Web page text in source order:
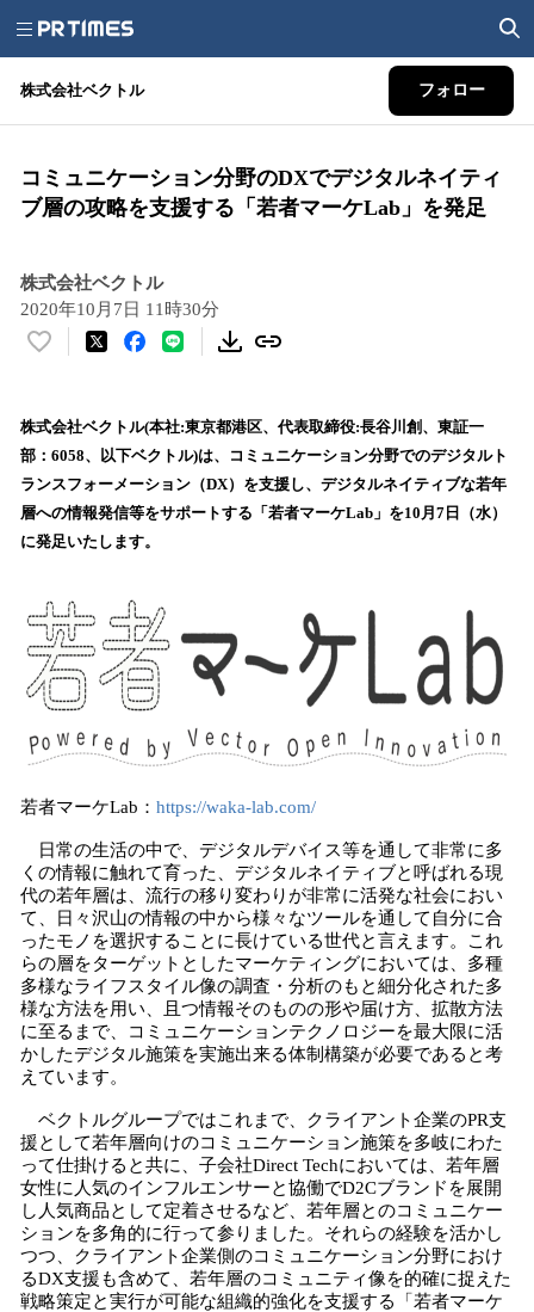
株式会社ベクトル フォロー
コミュニケーション分野のDXでデジタルネイティ
ブ層の攻略を支援する「若者マーケLab」を発足
株式会社ベクトル
2020年10月7日 11時30分
い
！
数
を
読
込
中
で
す
株式会社ベクトル(本社:東京都港区、代表取締役:長谷川創、東証一
部：6058、以下ベクトル)は、コミュニケーション分野でのデジタルト
ランスフォーメーション（DX）を支援し、デジタルネイティブな若年
層への情報発信等をサポートする「若者マーケLab」を10月7日（水）
に発足いたします。
若者マーケLab： https://waka-lab.com/
日常の生活の中で、デジタルデバイス等を通して非常に多
くの情報に触れて育った、デジタルネイティブと呼ばれる現
代の若年層は、流行の移り変わりが非常に活発な社会におい
て、日々沢山の情報の中から様々なツールを通して自分に合
ったモノを選択することに長けている世代と言えます。これ
らの層をターゲットとしたマーケティングにおいては、多種
多様なライフスタイル像の調査・分析のもと細分化された多
様な方法を用い、且つ情報そのものの形や届け方、拡散方法
に至るまで、コミュニケーションテクノロジーを最大限に活
かしたデジタル施策を実施出来る体制構築が必要であると考
えています。
ベクトルグループではこれまで、クライアント企業のPR支
援として若年層向けのコミュニケーション施策を多岐にわた
って仕掛けると共に、子会社Direct Techにおいては、若年層
女性に人気のインフルエンサーと協働でD2Cブランドを展開
し人気商品として定着させるなど、若年層とのコミュニケー
ションを多角的に行って参りました。それらの経験を活かし
つつ、クライアント企業側のコミュニケーション分野におけ
るDX支援も含めて、若年層のコミュニティ像を的確に捉えた
戦略策定と実行が可能な組織的強化を支援する「若者マーケ